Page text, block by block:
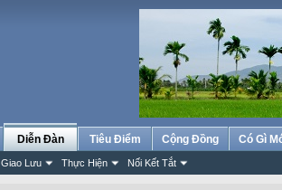
Diễn Đàn
Giao Lưu Thực Hiện Nối Kết Tắt
Tiêu Điểm Cộng Đồng Có Gì